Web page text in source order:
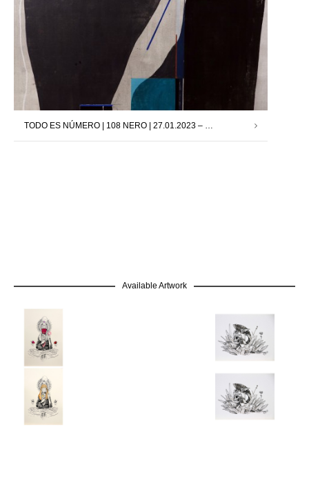
TODO ES NÚMERO | 108 NERO | 27.01.2023 – 11.03.2023
Available Artwork
GRATIS